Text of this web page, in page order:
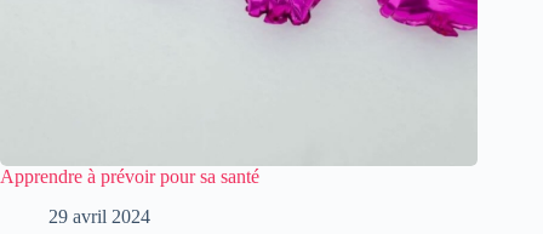
Apprendre à prévoir pour sa santé
29 avril 2024